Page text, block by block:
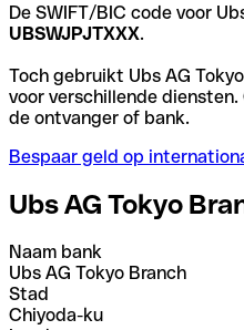
De SWIFT/BIC code voor
UBSWJPJTXXX.
Toch gebruikt Ubs AG
voor verschillende
de ontvanger of bank.
Bespaar geld op
Ubs AG Tokyo
Naam bank
Ubs AG Tokyo Branch
Stad
Chiyoda-ku